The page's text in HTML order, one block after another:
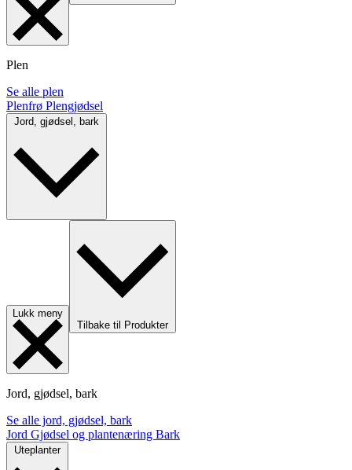
Plen
Se alle plen
Plenfrø Plengjødsel
Lukk meny
Tilbake til Produkter
Jord, gjødsel, bark
Se alle jord, gjødsel, bark
Jord Gjødsel og plantenæring Bark
Uteplanter